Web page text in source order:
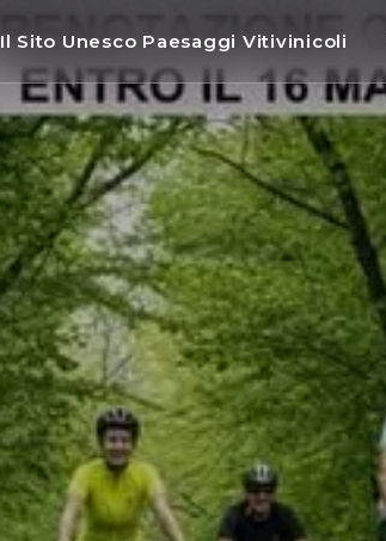
Il Sito Unesco Paesaggi Vitivinicoli